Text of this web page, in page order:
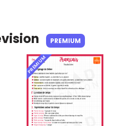
PREMIUM
PREMIUM